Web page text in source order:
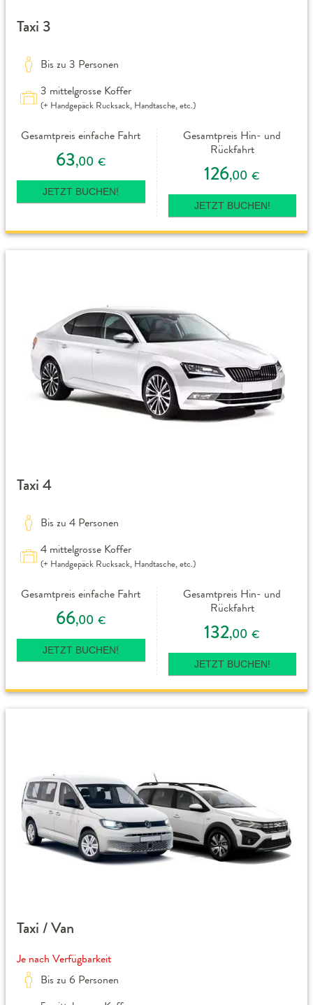
Taxi 3
Bis zu 3 Personen
3 mittelgrosse Koffer
(+ Handgepäck Rucksack, Handtasche, etc.)
Gesamtpreis einfache Fahrt
63,00 €
JETZT BUCHEN!
Gesamtpreis Hin- und
Rückfahrt
126,00 €
JETZT BUCHEN!
Taxi 4
Bis zu 4 Personen
4 mittelgrosse Koffer
(+ Handgepäck Rucksack, Handtasche, etc.)
Gesamtpreis einfache Fahrt
66,00 €
JETZT BUCHEN!
Gesamtpreis Hin- und
Rückfahrt
132,00 €
JETZT BUCHEN!
Taxi / Van
Je nach Verfügbarkeit
Bis zu 6 Personen